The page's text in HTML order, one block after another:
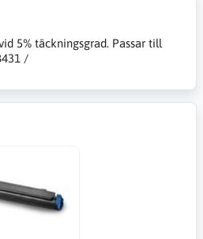
5% täckningsgrad. Passar till
/